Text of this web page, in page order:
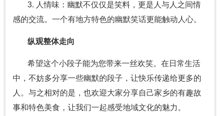
3. 人情味：幽默不仅仅是笑料，更是人与人之间情
感的交流。一个有地方特色的幽默笑话更能触动人心。
纵观整体走向
希望这个小段子能为您带来一丝欢笑。在日常生活
中，不妨多分享一些幽默的段子，让快乐传递给更多的
人。与之相对的是，也欢迎大家分享自己家乡的有趣故
事和特色美食，让我们一起感受地域文化的魅力。